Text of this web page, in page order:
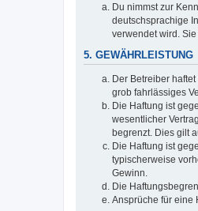
Du nimmst zur
deutschsprachige
verwendet wird.
5. GEWÄHRLEISTUNG
Der Betreiber
grob fahrlässiges
Die Haftung ist
wesentlicher
begrenzt. Dies gilt
Die Haftung ist
typischerweise
Gewinn.
Die
Ansprüche für eine